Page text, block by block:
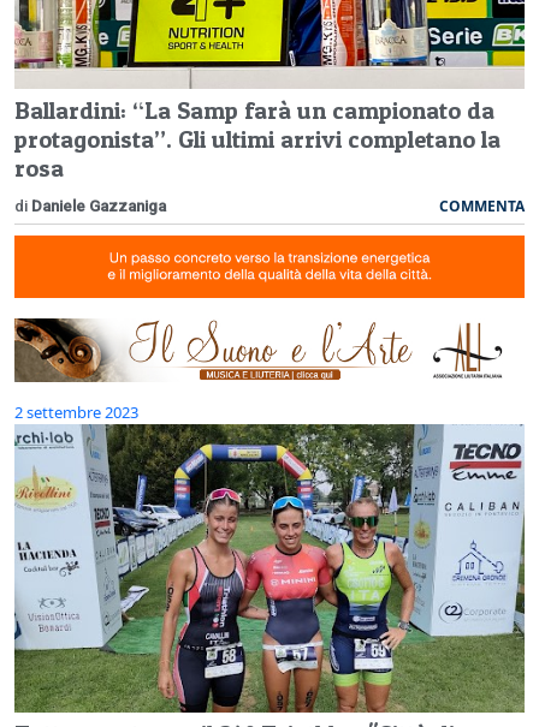
Ballardini: “La Samp farà un campionato da
protagonista”. Gli ultimi arrivi completano la
rosa
di Daniele Gazzaniga COMMENTA
2 settembre 2023